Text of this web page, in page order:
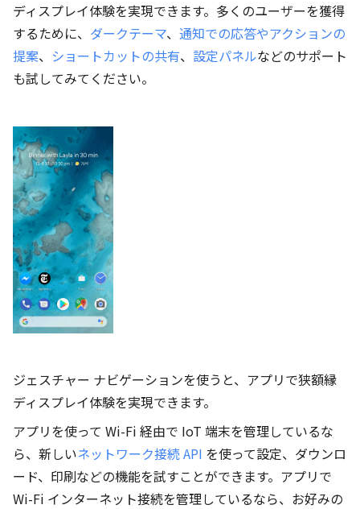
ディスプレイ体験を実現できます。多くのユーザーを獲得
するために、 ダークテーマ、 通知での応答やアクションの
提案、 ショートカットの共有、 設定パネルなどのサポート
も試してみてください。
ジェスチャー ナビゲーションを使うと、アプリで狭額縁
ディスプレイ体験を実現できます。
アプリを使って Wi-Fi 経由で IoT 端末を管理しているな
ら、新しいネットワーク接続 API を使って設定、ダウンロ
ード、印刷などの機能を試すことができます。アプリで
Wi-Fi インターネット接続を管理しているなら、お好みの